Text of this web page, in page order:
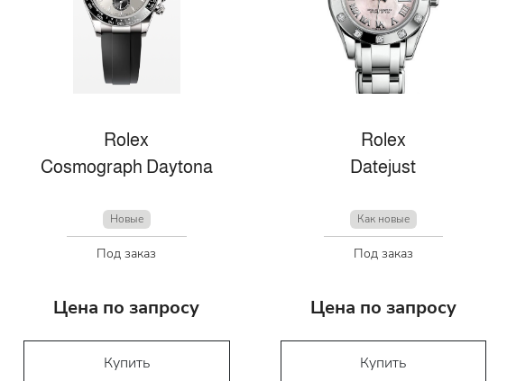
Rolex
Cosmograph Daytona
Новые
Под заказ
Цена по запросу
Купить
Rolex
Datejust
Как новые
Под заказ
Цена по запросу
Купить